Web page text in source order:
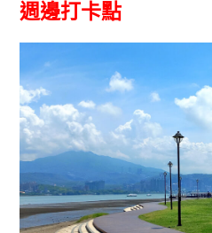
週邊打卡點